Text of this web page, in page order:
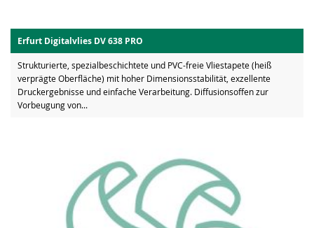
Erfurt Digitalvlies DV 638 PRO
Strukturierte, spezialbeschichtete und PVC-freie Vliestapete (heiß
verprägte Oberfläche) mit hoher Dimensionsstabilität, exzellente
Druckergebnisse und einfache Verarbeitung. Diffusionsoffen zur
Vorbeugung von...